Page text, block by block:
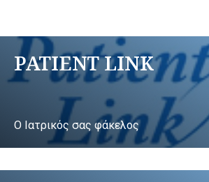
PATIENT LINK
Ο Ιατρικός σας φάκελος